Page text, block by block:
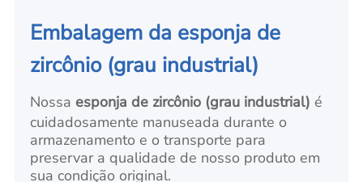
Embalagem da esponja de
zircônio (grau industrial)
Nossa esponja de zircônio (grau industrial) é
cuidadosamente manuseada durante o
armazenamento e o transporte para
preservar a qualidade de nosso produto em
sua condição original.